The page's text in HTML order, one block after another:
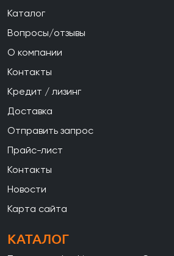
Каталог
Вопросы/отзывы
О компании
Контакты
Кредит / лизинг
Доставка
Отправить запрос
Прайс-лист
Контакты
Новости
Карта сайта
КАТАЛОГ